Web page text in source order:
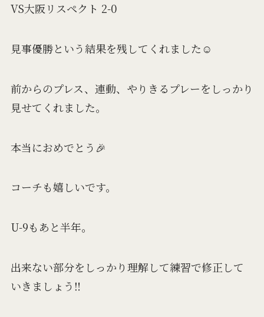
VS大阪リスペクト 2-0
見事優勝という結果を残してくれました☺
前からのプレス、連動、やりきるプレーをしっかり
見せてくれました。
本当におめでとう🎉
コーチも嬉しいです。
U-9もあと半年。
出来ない部分をしっかり理解して練習で修正して
いきましょう‼